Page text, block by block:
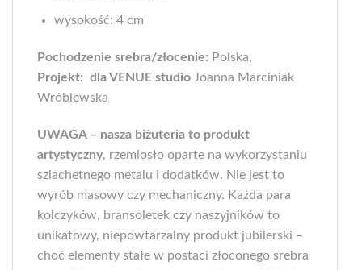
wysokość: 4 cm
Pochodzenie srebra/złocenie: Polska,
Projekt: dla VENUE studio Joanna Marciniak
Wróblewska
UWAGA – nasza biżuteria to produkt
artystyczny, rzemiosło oparte na wykorzystaniu
szlachetnego metalu i dodatków. Nie jest to
wyrób masowy czy mechaniczny. Każda para
kolczyków, bransoletek czy naszyjników to
unikatowy, niepowtarzalny produkt jubilerski –
choć elementy stałe w postaci złoconego srebra